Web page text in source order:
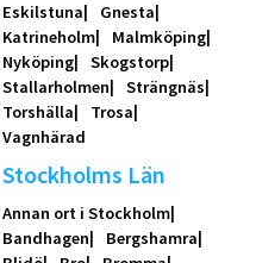
Eskilstuna
Gnesta
Katrineholm
Malmköping
Nyköping
Skogstorp
Stallarholmen
Strängnäs
Torshälla
Trosa
Vagnhärad
Stockholms Län
Annan ort i Stockholm
Bandhagen
Bergshamra